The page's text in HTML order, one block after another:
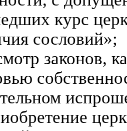
курс
сословий»;
законов,